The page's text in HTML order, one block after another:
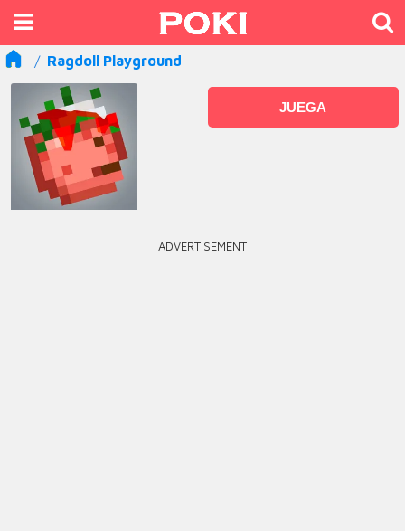
Ragdoll Playground
JUEGA
ADVERTISEMENT